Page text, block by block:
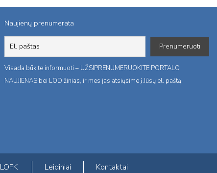
Naujienų prenumerata
Visada būkite informuoti – UŽSIPRENUMERUOKITE PORTALO
NAUJIENAS bei LOD žinias, ir mes jas atsiųsime į Jūsų el. paštą.
LOFK Leidiniai Kontaktai